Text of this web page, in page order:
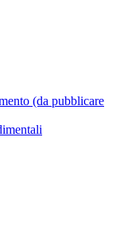
(da pubblicare